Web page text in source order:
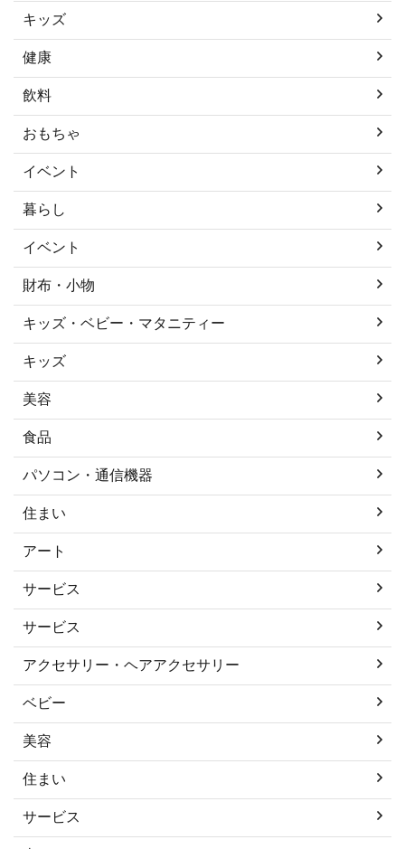
キッズ
健康
飲料
おもちゃ
イベント
暮らし
イベント
財布・小物
キッズ・ベビー・マタニティー
キッズ
美容
食品
パソコン・通信機器
住まい
アート
サービス
サービス
アクセサリー・ヘアアクセサリー
ベビー
美容
住まい
サービス